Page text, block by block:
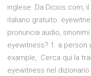
inglese. Da Dicios.com,
italiano gratuito.
pronuncia audio,
eyewitness? 1. a person
example, Cerca qui la
eyewitness nel